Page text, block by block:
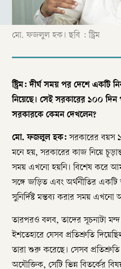
মো. ফজলুল হক। ছবি : স্ট্রিম
স্ট্রিম: দীর্ঘ সময় পর দেশে একটি
নিয়েছে। সেই সরকারের ১০০
সরকারকে কেমন দেখলেন?
মো. ফজলুল হক:সরকারের বয়স
মনে হয়, সরকারের কাজ নিয়ে
সময় এখনো হয়নি। বিশেষ করে
সঙ্গে জড়িত এবং অর্থনীতির
সুনির্দিষ্ট মন্তব্য করার সময় এখনো
তারপরও বলব, তাদের সূচনাটা মন্দ
ইশতেহারে যেসব প্রতিশ্রুতি
তারা শুরু করেছে। সেসব
অযৌক্তিক, সেটি ভিন্ন বিতর্কের